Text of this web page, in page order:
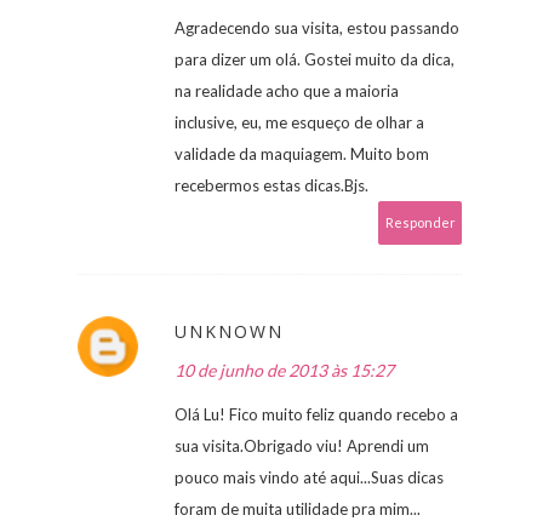
Agradecendo sua visita, estou passando
para dizer um olá. Gostei muito da dica,
na realidade acho que a maioria
inclusive, eu, me esqueço de olhar a
validade da maquiagem. Muito bom
recebermos estas dicas.Bjs.
Responder
UNKNOWN
10 de junho de 2013 às 15:27
Olá Lu! Fico muito feliz quando recebo a
sua visita.Obrigado viu! Aprendi um
pouco mais vindo até aqui...Suas dicas
foram de muita utilidade pra mim...